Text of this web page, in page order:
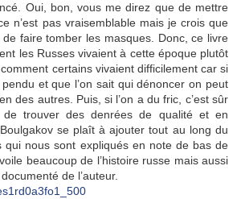
Oui, bon, vous me direz que de mettre
n’est pas vraisemblable mais je crois que
de faire tomber les masques. Donc, ce livre
les Russes vivaient à cette époque plutôt
certains vivaient difficilement car si
et que l’on sait qui dénoncer on peut
des autres. Puis, si l’on a du fric, c’est sûr
de trouver des denrées de qualité et en
se plaît à ajouter tout au long du
qui nous sont expliqués en note de bas de
beaucoup de l’histoire russe mais aussi
de l’auteur.